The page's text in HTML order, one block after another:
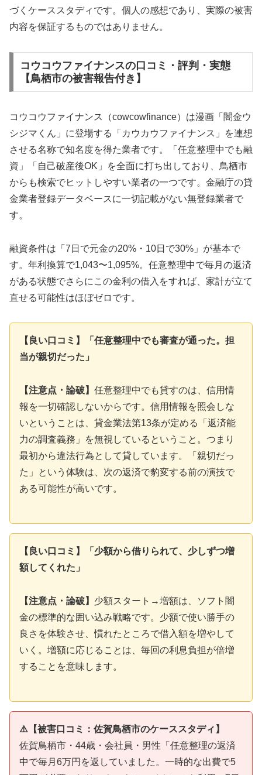
づくケーススタディです。個人の感想であり、実際の被害
内容を保証するものではありません。
コウコウファイナンスの口コミ・評判・実態
【鳥栖市の被害報告付き】
コウコウファイナンス（cowcowfinance）は漫画「闇金ウ
シジマくん」に登場する「カウカウファイナンス」を連想
させる名称で知名度を得た業者です。「任意整理中でも融
資」「自己破産後OK」を全面に打ち出しており、鳥栖市
からも検索でヒットしやすい業者の一つです。金融庁の貸
金業者登録データベースに一切記載がない無登録業者で
す。
融資条件は「7日で元金の20%・10日で30%」が基本で
す。年利換算で1,043〜1,095%。任意整理中で毎月の返済
がある状態でさらにこの金利の借入をすれば、家計が立て
直せる可能性はほぼゼロです。
【良い口コミ】「任意整理中でも審査が通った。担
当が親切だった」
【注意点・論破】 任意整理中でも貸すのは、信用情
報を一切確認しないからです。信用情報を照会しな
いということは、貸金業法第13条が定める「返済能
力の調査義務」を無視しているということ。つまり
最初から違法行為として貸しています。「親切だっ
た」という体験は、次の返済で豹変する前の演技で
ある可能性が高いです。
【良い口コミ】「少額から借りられて、少しずつ増
額してくれた」
【注意点・論破】 少額スタート→増額は、ソフト闇
金の標準的な囲い込み戦略です。少額で使い勝手の
良さを体験させ、慣れたところで借入額を増やして
いく。増額に応じることは、毎回の利息負担が倍増
することを意味します。
⚠️【被害口コミ：佐賀鳥栖市のケーススタディ】
佐賀鳥栖市・44歳・会社員・男性「任意整理の返済
中で毎月6万円を返していました。一時的な出費で5